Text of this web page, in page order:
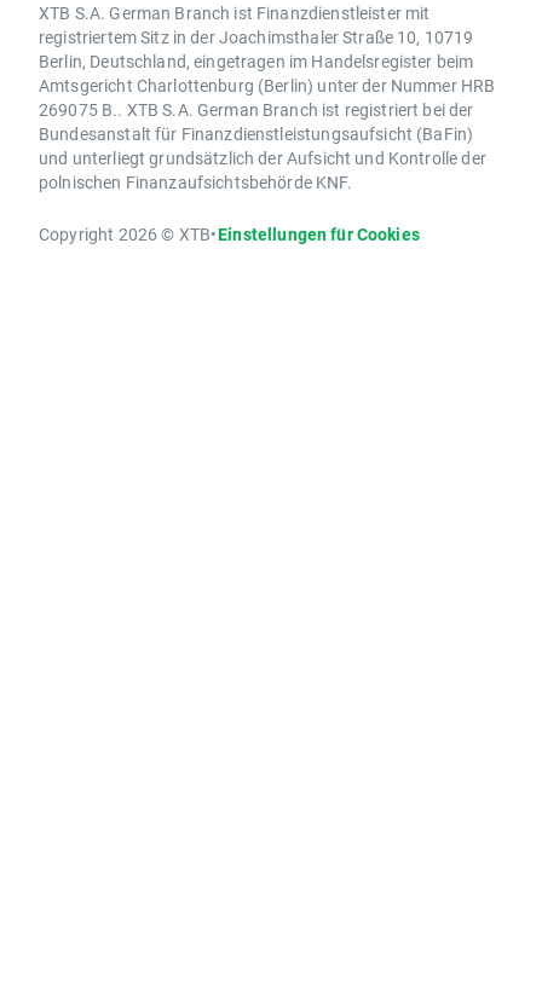
XTB S.A. German Branch ist Finanzdienstleister mit
registriertem Sitz in der Joachimsthaler Straße 10, 10719
Berlin, Deutschland, eingetragen im Handelsregister beim
Amtsgericht Charlottenburg (Berlin) unter der Nummer HRB
269075 B.. XTB S.A. German Branch ist registriert bei der
Bundesanstalt für Finanzdienstleistungsaufsicht (BaFin)
und unterliegt grundsätzlich der Aufsicht und Kontrolle der
polnischen Finanzaufsichtsbehörde KNF.
Copyright 2026 © XTB•Einstellungen für Cookies